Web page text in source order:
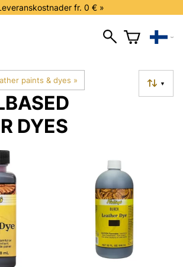
fr. 0 € »
paints & dyes ‪» ▼
DYES